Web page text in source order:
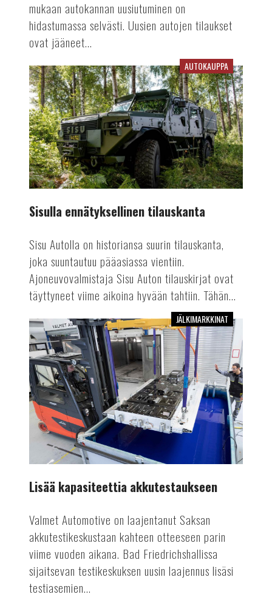
mukaan autokannan uusiutuminen on
hidastumassa selvästi. Uusien autojen tilaukset
ovat jääneet...
Sisulla
ennätyksellinen
tilauskanta
AUTOKAUPPA
Sisulla ennätyksellinen tilauskanta
Sisu Autolla on historiansa suurin tilauskanta,
joka suuntautuu pääasiassa vientiin.
Ajoneuvovalmistaja Sisu Auton tilauskirjat ovat
täyttyneet viime aikoina hyvään tahtiin. Tähän...
Lisää
kapasiteettia
akkutestaukseen
JÄLKIMARKKINAT
Lisää kapasiteettia akkutestaukseen
Valmet Automotive on laajentanut Saksan
akkutestikeskustaan kahteen otteeseen parin
viime vuoden aikana. Bad Friedrichshallissa
sijaitsevan testikeskuksen uusin laajennus lisäsi
testiasemien...